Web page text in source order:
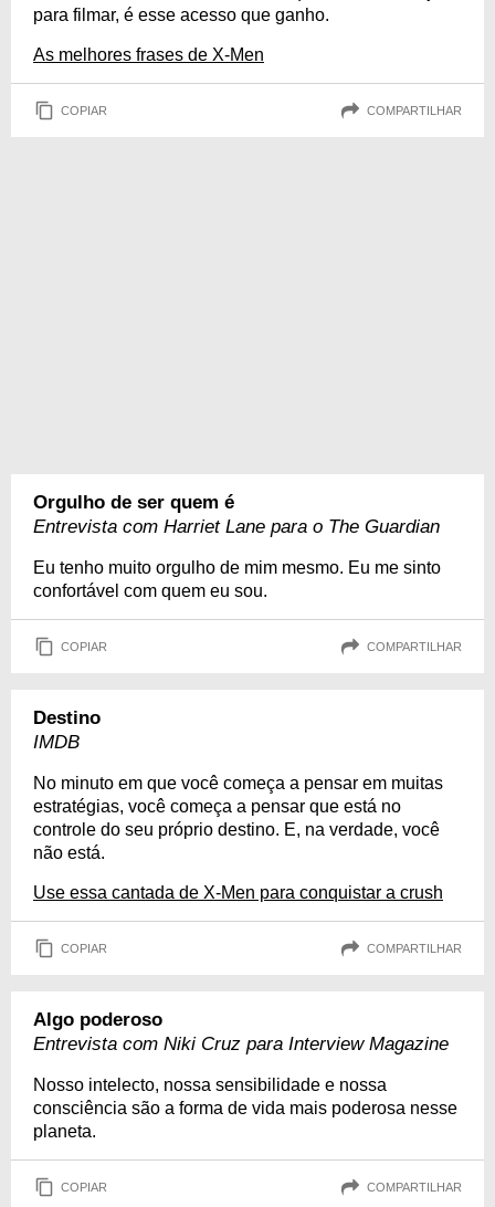
para filmar, é esse acesso que ganho.
As melhores frases de X-Men
COPIAR COMPARTILHAR
Orgulho de ser quem é
Entrevista com Harriet Lane para o The Guardian
Eu tenho muito orgulho de mim mesmo. Eu me sinto
confortável com quem eu sou.
COPIAR COMPARTILHAR
Destino
IMDB
No minuto em que você começa a pensar em muitas
estratégias, você começa a pensar que está no
controle do seu próprio destino. E, na verdade, você
não está.
Use essa cantada de X-Men para conquistar a crush
COPIAR COMPARTILHAR
Algo poderoso
Entrevista com Niki Cruz para Interview Magazine
Nosso intelecto, nossa sensibilidade e nossa
consciência são a forma de vida mais poderosa nesse
planeta.
COPIAR COMPARTILHAR